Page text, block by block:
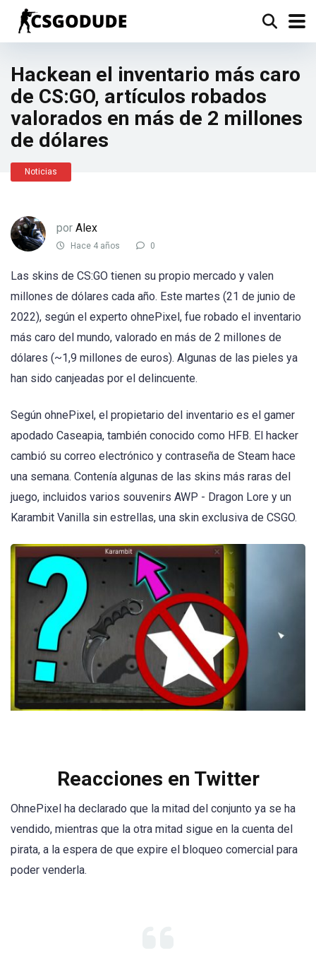
Hackean el inventario más caro
de CS:GO, artículos robados
valorados en más de 2 millones
de dólares
Noticias
por Alex
Hace 4 años 0
Las skins de CS:GO tienen su propio mercado y valen
millones de dólares cada año. Este martes (21 de junio de
2022), según el experto ohnePixel, fue robado el inventario
más caro del mundo, valorado en más de 2 millones de
dólares (~1,9 millones de euros). Algunas de las pieles ya
han sido canjeadas por el delincuente.
Según ohnePixel, el propietario del inventario es el gamer
apodado Caseapia, también conocido como HFB. El hacker
cambió su correo electrónico y contraseña de Steam hace
una semana. Contenía algunas de las skins más raras del
juego, incluidos varios souvenirs AWP - Dragon Lore y un
Karambit Vanilla sin estrellas, una skin exclusiva de CSGO.
Reacciones en Twitter
OhnePixel ha declarado que la mitad del conjunto ya se ha
vendido, mientras que la otra mitad sigue en la cuenta del
pirata, a la espera de que expire el bloqueo comercial para
poder venderla.